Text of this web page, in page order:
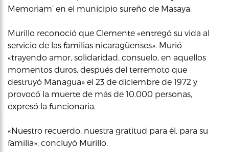
Memoriam’ en el municipio sureño de Masaya.
Murillo reconoció que Clemente «entregó su vida al
servicio de las familias nicaragüenses». Murió
«trayendo amor, solidaridad, consuelo, en aquellos
momentos duros, después del terremoto que
destruyó Managua» el 23 de diciembre de 1972 y
provocó la muerte de más de 10.000 personas,
expresó la funcionaria.
«Nuestro recuerdo, nuestra gratitud para él, para su
familia», concluyó Murillo.